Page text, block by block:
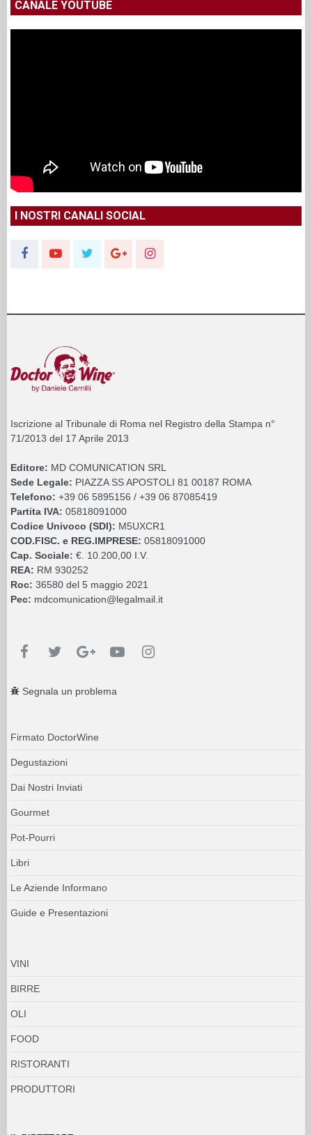
CANALE YOUTUBE
I NOSTRI CANALI SOCIAL
Iscrizione al Tribunale di Roma nel Registro della Stampa n°
71/2013 del 17 Aprile 2013
Editore: MD COMUNICATION SRL
Sede Legale: PIAZZA SS APOSTOLI 81 00187 ROMA
Telefono: +39 06 5895156 / +39 06 87085419
Partita IVA: 05818091000
Codice Univoco (SDI): M5UXCR1
COD.FISC. e REG.IMPRESE: 05818091000
Cap. Sociale: €. 10.200,00 I.V.
REA: RM 930252
Roc: 36580 del 5 maggio 2021
Pec: mdcomunication@legalmail.it
Segnala un problema
Firmato DoctorWine
Degustazioni
Dai Nostri Inviati
Gourmet
Pot-Pourri
Libri
Le Aziende Informano
Guide e Presentazioni
VINI
BIRRE
OLI
FOOD
RISTORANTI
PRODUTTORI